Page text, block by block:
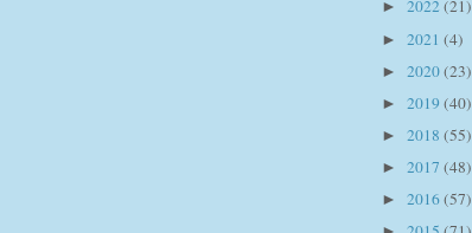
► 2022 (21)
► 2021 (4)
► 2020(23)
► 2019 (40)
► 2018 (55)
► 2017 (48)
► 2016(57)